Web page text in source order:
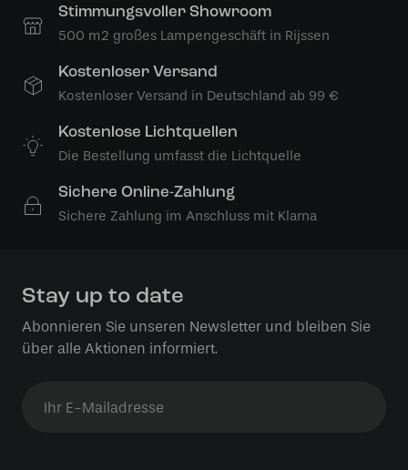
Stimmungsvoller Showroom
500 m2 großes Lampengeschäft in Rijssen
Kostenloser Versand
Kostenloser Versand in Deutschland ab 99 €
Kostenlose Lichtquellen
Die Bestellung umfasst die Lichtquelle
Sichere Online-Zahlung
Sichere Zahlung im Anschluss mit Klarna
Stay up to date
Abonnieren Sie unseren Newsletter und bleiben Sie
über alle Aktionen informiert.